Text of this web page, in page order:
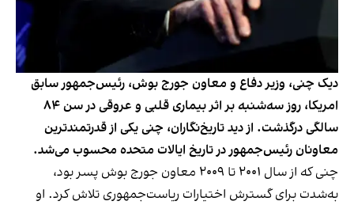
دیک چنی، وزیر دفاع و معاون جورج بوش، رئیس‌جمهور سابق
امریکا، روز سه‌شنبه بر اثر بیماری‌ قلبی و عروقی در سن ۸۴
سالگی درگذشت. از دید تاریخ‌نگاران، چنی یکی از قدرتمندترین
معاونان رئیس‌جمهور در تاریخ ایالات متحده محسوب می‌شد.
چنی که از سال ۲۰۰۱ تا ۲۰۰۹ معاون جورج بوش پسر بود،
به‌شدت برای گسترش اختیارات ریاست‌جمهوری تلاش کرد. او